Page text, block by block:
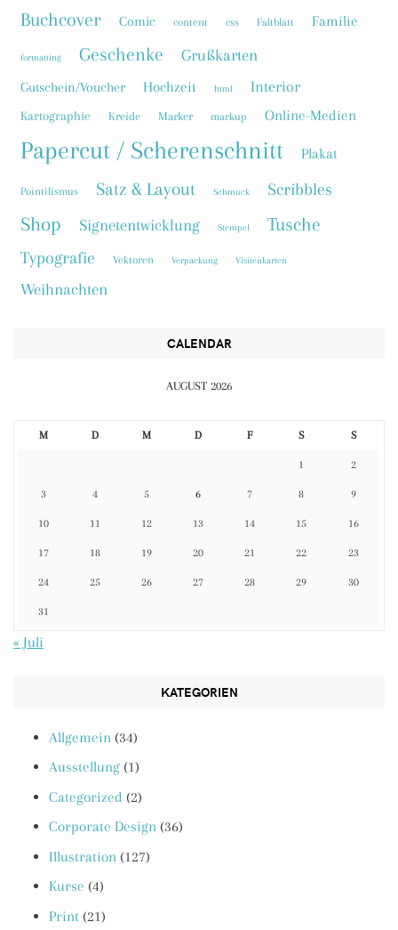
Buchcover Comic content css Faltblatt Familie
formatting Geschenke Grußkarten
Gutschein/Voucher Hochzeit html Interior
Kartographie Kreide Marker markup Online-Medien
Papercut / Scherenschnitt Plakat
Pointilismus Satz & Layout Schmuck Scribbles
Shop Signetentwicklung Stempel Tusche
Typografie Vektoren Verpackung Visitenkarten
Weihnachten
CALENDAR
AUGUST 2026
M D M D F S S
1 2
3 4 5 6 7 8 9
10 11 12 13 14 15 16
17 18 19 20 21 22 23
24 25 26 27 28 29 30
31
« Juli
KATEGORIEN
Allgemein (34)
Ausstellung (1)
Categorized (2)
Corporate Design (36)
Illustration (127)
Kurse (4)
Print (21)